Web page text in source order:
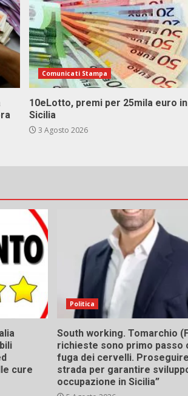
Comunicati Stampa
10eLotto, premi per 25mila euro in
Sicilia
3 Agosto 2026
cure
Politica
South working. Tomarchio
richieste sono primo passo
fuga dei cervelli.
strada per garantire
occupazione in Sicilia”